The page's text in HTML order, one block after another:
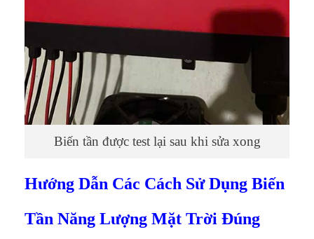
Biến tần được test lại sau khi sửa xong
Hướng Dẫn Các Cách Sử Dụng Biến
Tần Năng Lượng Mặt Trời Đúng